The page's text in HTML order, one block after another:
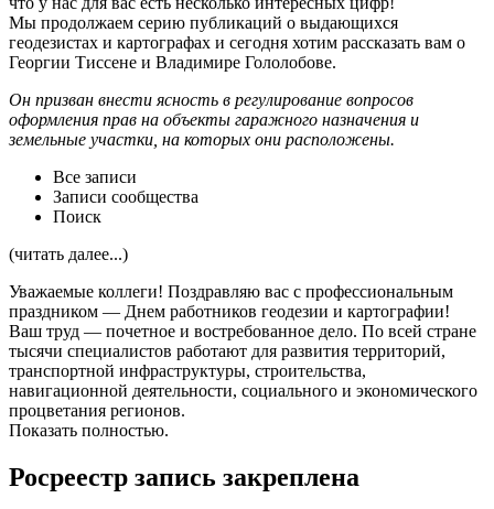
Мы продолжаем серию публикаций о выдающихся
геодезистах и картографах и сегодня хотим рассказать вам о
Георгии Тиссене и Владимире Гололобове.
Он призван внести ясность в регулирование вопросов
оформления прав на объекты гаражного назначения и
земельные участки, на которых они расположены.
Все записи
Записи сообщества
Поиск
(читать далее...)
Уважаемые коллеги! Поздравляю вас с профессиональным
праздником — Днем работников геодезии и картографии!
Ваш труд — почетное и востребованное дело. По всей стране
тысячи специалистов работают для развития территорий,
транспортной инфраструктуры, строительства,
навигационной деятельности, социального и экономического
процветания регионов.
Показать полностью.
Росреестр запись закреплена